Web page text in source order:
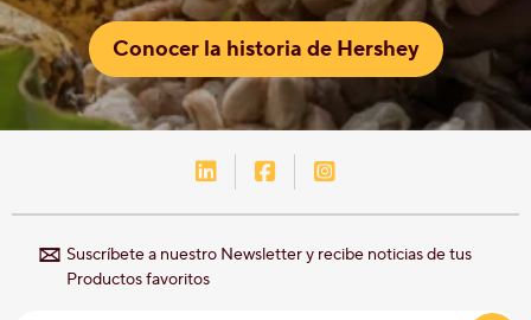
Conocer la historia de Hershey
LinkedIn-Hershey-México
Facebook-Hershey-
Instagram-
Suscríbete a nuestro Newsletter y recibe noticias de tus
Productos favoritos